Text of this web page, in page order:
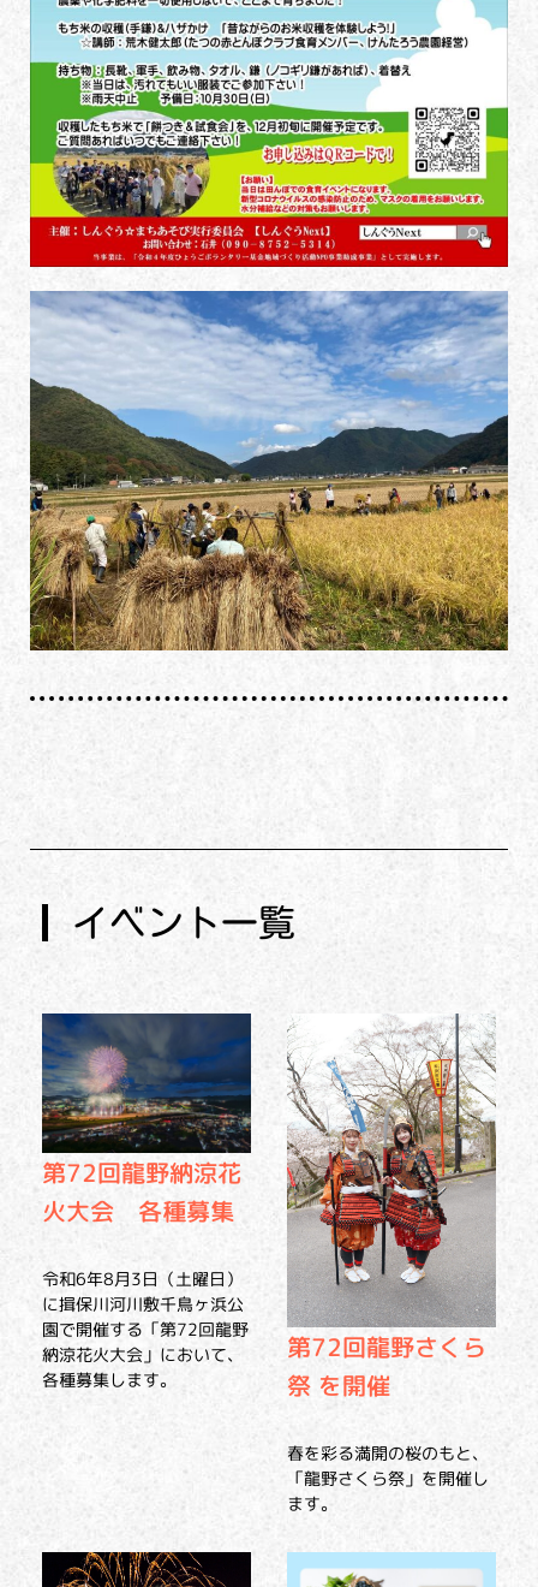
イベント一覧
第72回龍野納涼花
火大会 各種募集
令和6年8月3日（土曜日）
に揖保川河川敷千鳥ヶ浜公
園で開催する「第72回龍野
納涼花火大会」において、
各種募集します。
第72回龍野さくら
祭 を開催
春を彩る満開の桜のもと、
「龍野さくら祭」を開催し
ます。